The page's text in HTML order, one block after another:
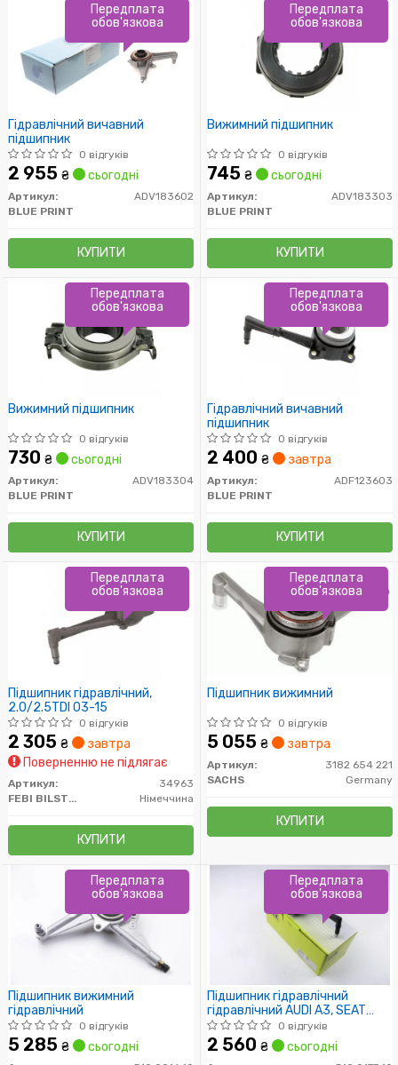
Гідравлічний вичавний
підшипник
0 відгуків
2 955 ₴ сьогодні
Артикул:
ADV183602
BLUE PRINT
КУПИТИ
Передплата
обов'язкова
Вижимний підшипник
0 відгуків
745 ₴ сьогодні
Артикул:
ADV183303
BLUE PRINT
КУПИТИ
Передплата
обов'язкова
Вижимний підшипник
0 відгуків
730 ₴ сьогодні
Артикул:
ADV183304
BLUE PRINT
КУПИТИ
Передплата
обов'язкова
Гідравлічний вичавний
підшипник
0 відгуків
2 400 ₴ завтра
Артикул:
ADF123603
BLUE PRINT
КУПИТИ
Передплата
обов'язкова
Підшипник гідравлічний,
2.0/2.5TDI 03-15
0 відгуків
2 305 ₴
завтра
Поверненню не підлягає
Артикул:
34963
FEBI BILSTEIN
Німеччина
КУПИТИ
Передплата
обов'язкова
Підшипник вижимний
0 відгуків
5 055 ₴ завтра
Артикул:
3182 654 221
SACHS
Germany
КУПИТИ
Передплата
обов'язкова
Підшипник вижимний
гідравлічний
0 відгуків
5 285 ₴ сьогодні
Передплата
обов'язкова
Підшипник гідравлічний
гідравлічний AUDI A3, SEAT
LEON, VW PASSAT 1,4-2,8 96-
(Пр-во LUK)
0 відгуків
2 560 ₴ сьогодні
Передплата
обов'язкова